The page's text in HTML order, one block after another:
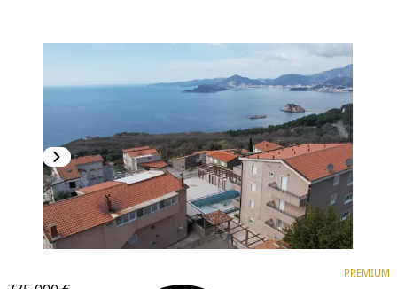
PREMIUM